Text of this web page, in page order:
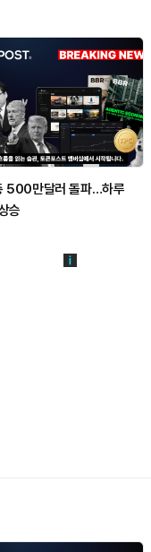
500만달러 돌파…하루
승